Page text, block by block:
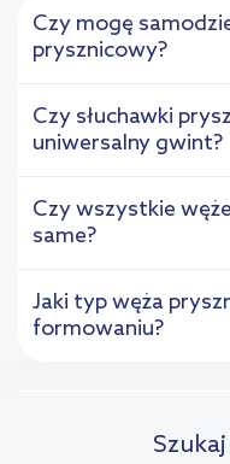
Czy mogę
prysznicowy?
Czy słuchawki
uniwersalny gwint?
Czy wszystkie
same?
Jaki typ węża
formowaniu?